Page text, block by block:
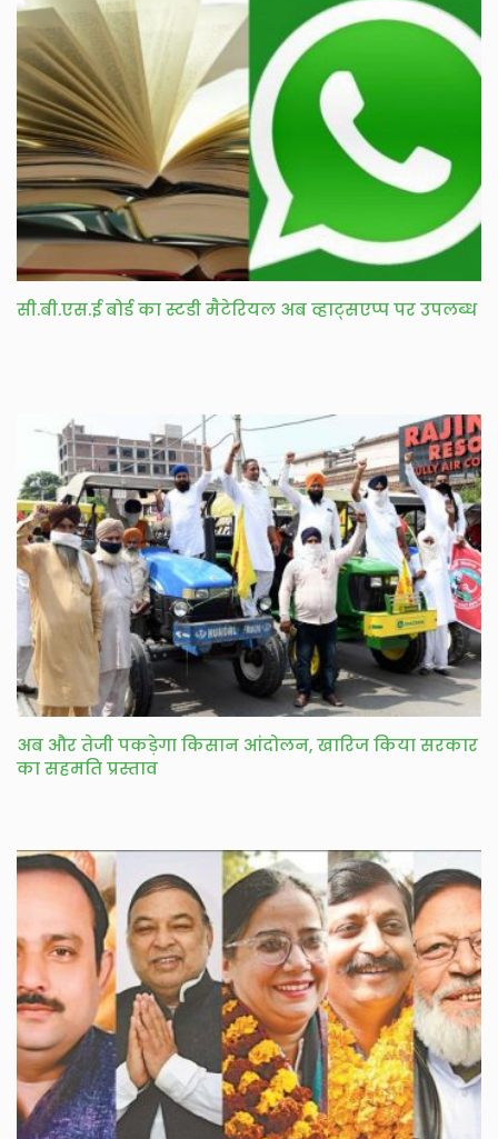
सी.बी.एस.ई बोर्ड का स्टडी मैटेरियल अब व्हाट्सएप्प पर उपलब्ध
अब और तेजी पकड़ेगा किसान आंदोलन, खारिज किया सरकार
का सहमति प्रस्ताव